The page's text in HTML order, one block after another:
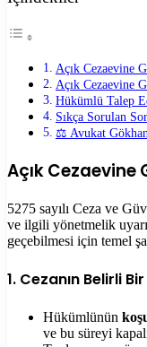
Açık Cezaevine
Açık Cezaevine
Hükümlü Talep
Sıkça Sorulan
⚖️ Avukat
Açık Cezaevine
5275 sayılı Ceza ve
ve ilgili yönetmelik
geçebilmesi için temel
1. Cezanın Belirli
Hükümlünün
ve bu süreyi